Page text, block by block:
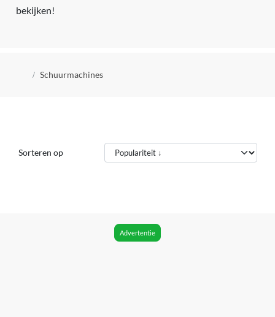
bekijken!
Kruimelpad
Schuurmachines
Sorteren op
Advertentie